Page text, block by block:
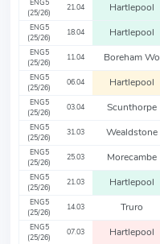
ENG5
(25/26)
21.04 Hartlepool
ENG5
(25/26)
18.04 Hartlepool
ENG5
(25/26)
11.04 Boreham Wo
ENG5
(25/26)
06.04 Hartlepool
ENG5
(25/26)
03.04 Scunthorpe
ENG5
(25/26)
31.03 Wealdstone
ENG5
(25/26)
25.03 Morecambe
ENG5
(25/26)
21.03 Hartlepool
ENG5
(25/26)
14.03 Truro
ENG5
(25/26)
07.03 Hartlepool